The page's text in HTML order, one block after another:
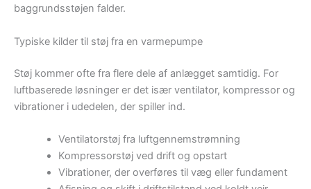
baggrundsstøjen falder.
Typiske kilder til støj fra en varmepumpe
Støj kommer ofte fra flere dele af anlægget samtidig. For
luftbaserede løsninger er det især ventilator, kompressor og
vibrationer i udedelen, der spiller ind.
Ventilatorstøj fra luftgennemstrømning
Kompressorstøj ved drift og opstart
Vibrationer, der overføres til væg eller fundament